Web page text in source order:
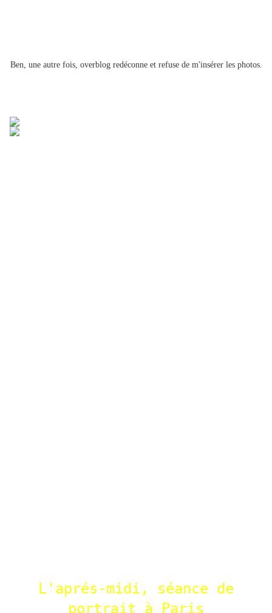
Ben, une autre fois, overblog redéconne et refuse de m'insérer les photos.
L'aprés-midi, séance de
portrait à Paris